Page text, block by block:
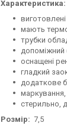
Характеристика:
мають
трубки
допоміжний
оснащені
гладкий
додаткове
маркування,
стерильно,
Розмір: 7,5